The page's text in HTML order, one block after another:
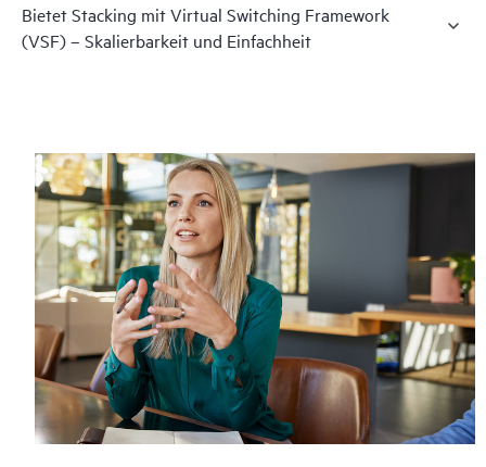
Bietet Stacking mit Virtual Switching Framework
(VSF) – Skalierbarkeit und Einfachheit